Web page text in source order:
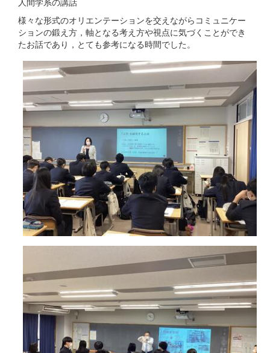
様々な形式のオリエンテーションを交えながらコミュニケー
ションの鍛え方，軸となる考え方や視点に気づくことができ
たお話であり，とても参考になる時間でした。